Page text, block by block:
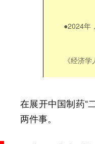
●2024年
《经济
在展开中国制药“
两件事。